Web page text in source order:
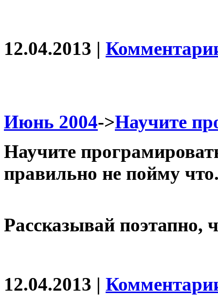
12.04.2013 |
Июнь 2004->Научите
Научите
правильно не пойму
Рассказывай поэтапно,
12.04.2013 |